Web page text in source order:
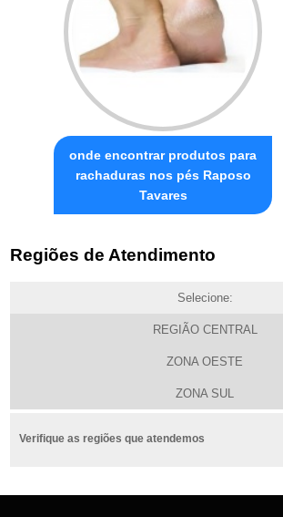
onde encontrar produtos para
rachaduras nos pés Raposo
Tavares
Regiões de Atendimento
Selecione:
REGIÃO CENTRAL
ZONA OESTE
ZONA SUL
Verifique as regiões que atendemos